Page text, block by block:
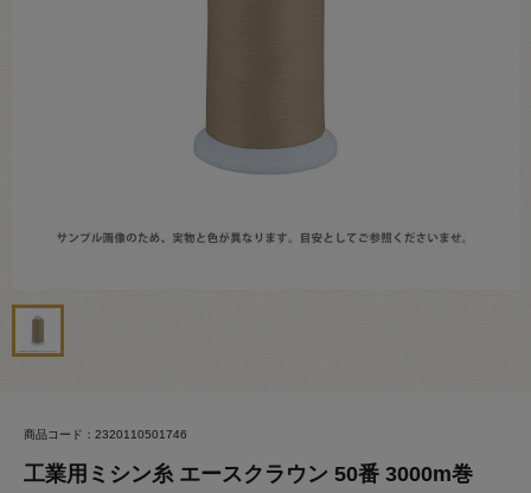
商品コード：2320110501746
工業用ミシン糸 エースクラウン 50番 3000m巻